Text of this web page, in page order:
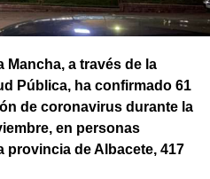
Mancha, a través de la
Pública, ha confirmado 61
de coronavirus durante la
en personas
provincia de Albacete, 417